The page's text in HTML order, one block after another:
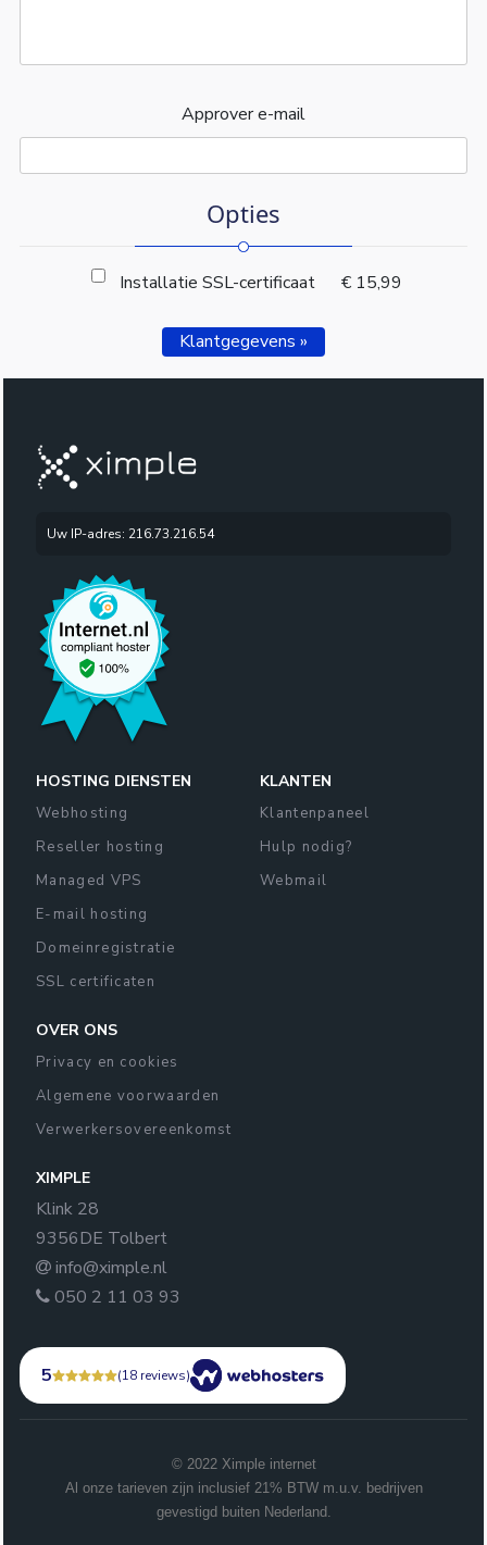
Approver e-mail
Opties
Installatie SSL-certificaat € 15,99
Klantgegevens »
Uw IP-adres: 216.73.216.54
HOSTING DIENSTEN
Webhosting
Reseller hosting
Managed VPS
E-mail hosting
Domeinregistratie
SSL certificaten
KLANTEN
Klantenpaneel
Hulp nodig?
Webmail
OVER ONS
Privacy en cookies
Algemene voorwaarden
Verwerkersovereenkomst
XIMPLE
Klink 28
9356DE Tolbert
info@ximple.nl
050 2 11 03 93
5 (18 reviews)
© 2022 Ximple internet
Al onze tarieven zijn inclusief 21% BTW m.u.v. bedrijven
gevestigd buiten Nederland.